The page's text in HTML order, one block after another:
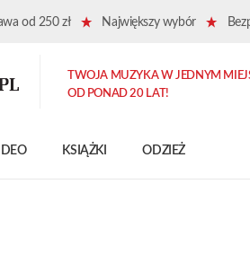
od 250 zł Największy wybór
KSIĄŻKI ODZIEŻ
TWOJA MUZYKA W JEDNYM
OD PONAD 20 LAT!